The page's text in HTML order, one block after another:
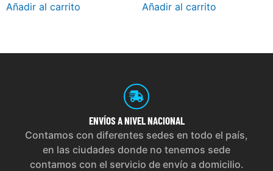
Añadir al carrito Añadir al carrito
ENVÍOS A NIVEL NACIONAL
Contamos con diferentes sedes en todo el país,
en las ciudades donde no tenemos sede
contamos con el servicio de envío a domicilio.